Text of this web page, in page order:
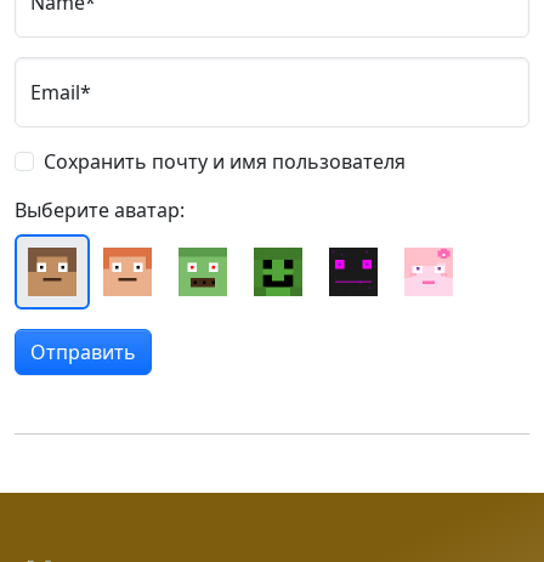
Email*
Сохранить почту и имя пользователя
Выберите аватар: